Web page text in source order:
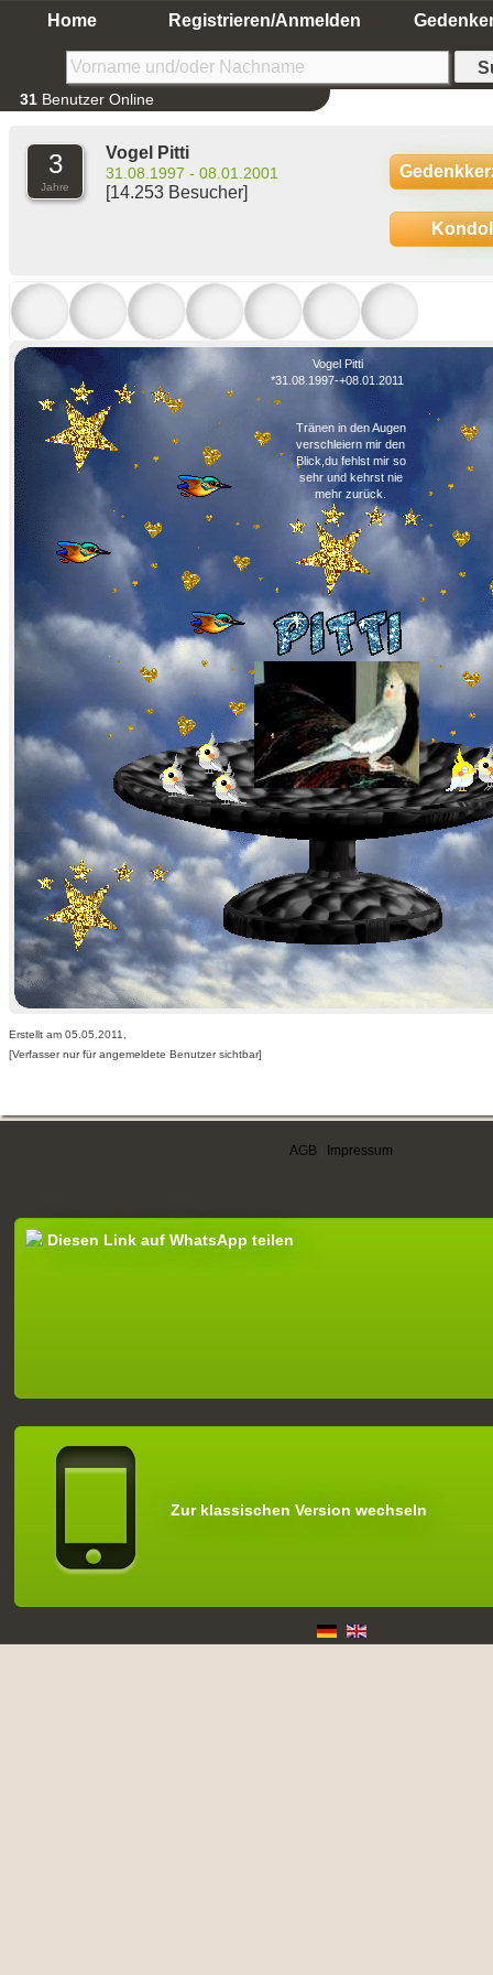
Home Registrieren/Anmelden
31 Benutzer Online
3
Jahre
Vogel Pitti
31.08.1997 - 08.01.2001
[14.253 Besucher]
Vogel Pitti
*31.08.1997-+08.01.2011
Tränen in den Augen
verschleiern mir den
Blick,du fehlst mir so
sehr und kehrst nie
mehr zurück.
Erstellt am 05.05.2011,
[Verfasser nur für angemeldete Benutzer sichtbar]
AGB Impressum
Diesen Link auf WhatsApp teilen
Zur klassischen Version wechseln